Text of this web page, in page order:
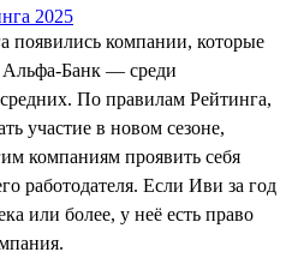
2025
появились компании, которые
Альфа-Банк — среди
По правилам Рейтинга,
участие в новом сезоне,
компаниям проявить себя
работодателя. Если Иви за год
или более, у неё есть право